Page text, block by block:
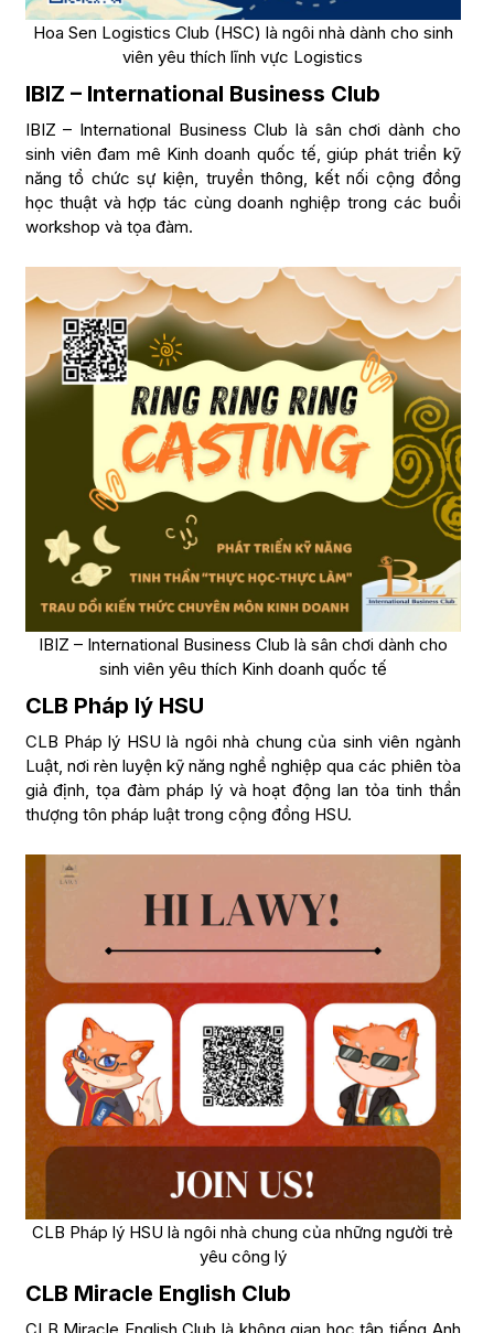
Hoa Sen Logistics Club (HSC) là ngôi nhà dành cho sinh
viên yêu thích lĩnh vực Logistics
IBIZ – International Business Club
IBIZ – International Business Club là sân chơi dành cho
sinh viên đam mê Kinh doanh quốc tế, giúp phát triển kỹ
năng tổ chức sự kiện, truyền thông, kết nối cộng đồng
học thuật và hợp tác cùng doanh nghiệp trong các buổi
workshop và tọa đàm.
IBIZ – International Business Club là sân chơi dành cho
sinh viên yêu thích Kinh doanh quốc tế
CLB Pháp lý HSU
CLB Pháp lý HSU là ngôi nhà chung của sinh viên ngành
Luật, nơi rèn luyện kỹ năng nghề nghiệp qua các phiên tòa
giả định, tọa đàm pháp lý và hoạt động lan tỏa tinh thần
thượng tôn pháp luật trong cộng đồng HSU.
CLB Pháp lý HSU là ngôi nhà chung của những người trẻ
yêu công lý
CLB Miracle English Club